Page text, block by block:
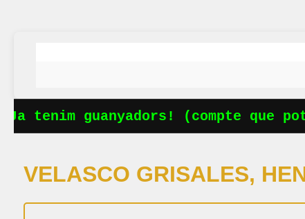
tenim guanyadors! (compte que
VELASCO GRISALES,